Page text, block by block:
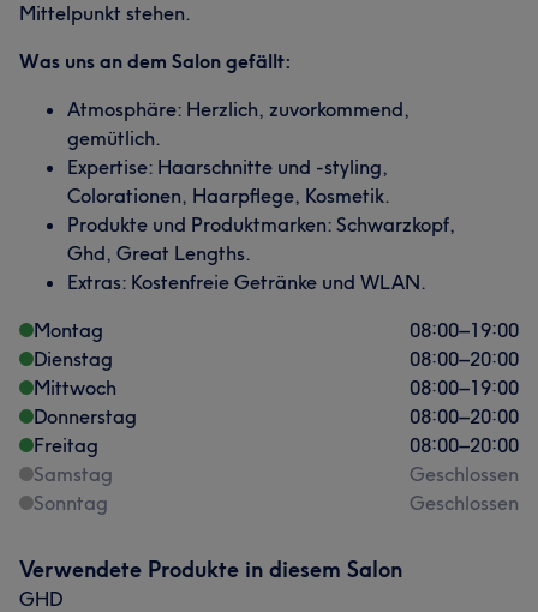
Mittelpunkt stehen.
Was uns an dem Salon gefällt:
Atmosphäre: Herzlich, zuvorkommend,
gemütlich.
Expertise: Haarschnitte und -styling,
Colorationen, Haarpflege, Kosmetik.
Produkte und Produktmarken: Schwarzkopf,
Ghd, Great Lengths.
Extras: Kostenfreie Getränke und WLAN.
Montag
08:00–19:00
Dienstag
08:00–20:00
Mittwoch
08:00–19:00
Donnerstag
08:00–20:00
Freitag
08:00–20:00
Samstag
Geschlossen
Sonntag
Geschlossen
Verwendete Produkte in diesem Salon
GHD